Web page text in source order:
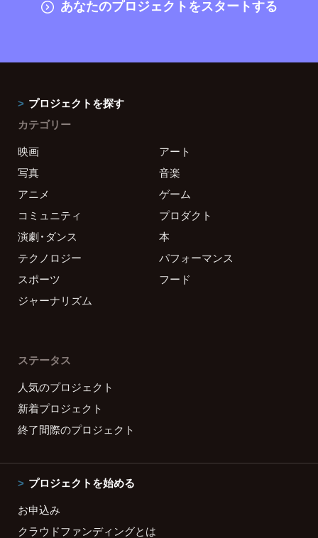
あなたのプロジェクトをスタートする
プロジェクトを探す
カテゴリー
映画
アート
写真
音楽
アニメ
ゲーム
コミュニティ
プロダクト
演劇・ダンス
本
テクノロジー
パフォーマンス
スポーツ
フード
ジャーナリズム
ステータス
人気のプロジェクト
新着プロジェクト
終了間際のプロジェクト
プロジェクトを始める
お申込み
クラウドファンディングとは